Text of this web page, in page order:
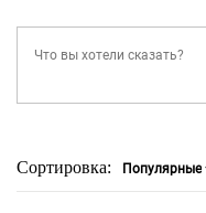
Сортировка: